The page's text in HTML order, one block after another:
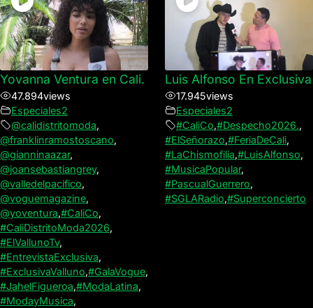
Yovanna Ventura en Cali.
47.894views
Especiales2
@calidistritomoda,
@franklinramostoscano,
@gianninaazar,
@joansebastiangrey,
@valledelpacifico,
@voguemagazine,
@yoventura,#CaliCo,
#CaliDistritoModa2026,
#ElVallunoTv,
#EntrevistaExclusiva,
#ExclusivaValluno,#GalaVogue,
#JahelFigueroa,#ModaLatina,
#ModayMusica,
Luis Alfonso En Exclusiva
17.945views
Especiales2
#CaliCo,#Despecho2026.,
#ElSeñorazo,#FeriaDeCali,
#LaChismofilia,#LuisAlfonso,
#MusicaPopular,
#PascualGuerrero,
#SGLARadio,#Superconcierto